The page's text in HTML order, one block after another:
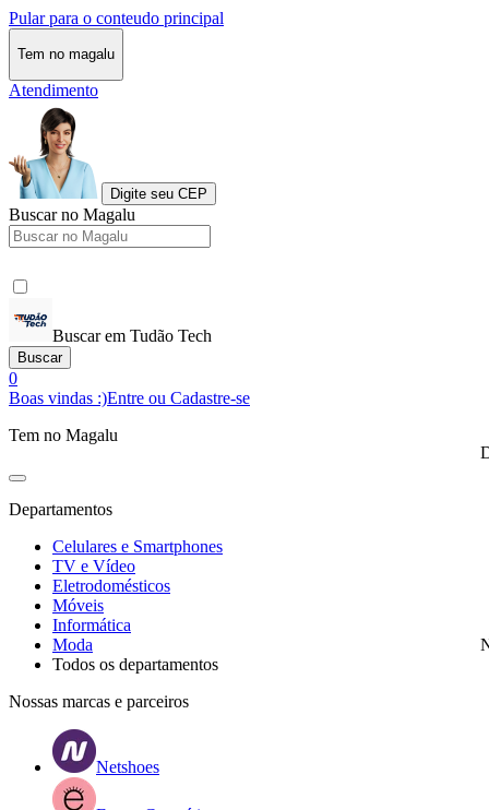
Pular para o conteudo principal
Tem no magalu
Atendimento
Digite seu CEP
Buscar no Magalu
Buscar em Tudão Tech
Buscar
0
Boas vindas :)Entre ou Cadastre-se
Tem no Magalu
Departamentos
Celulares e Smartphones
TV e Vídeo
Eletrodomésticos
Móveis
Informática
Moda
Todos os departamentos
Nossas marcas e parceiros
Netshoes